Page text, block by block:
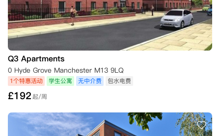
Q3 Apartments
0 Hyde Grove Manchester M13 9LQ
1个特惠活动 学生公寓 无中介费 包水电费
£192起/周